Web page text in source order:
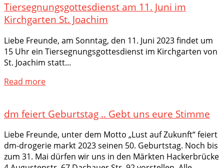
Tiersegnungsgottesdienst am 11. Juni im
Kirchgarten St. Joachim
Liebe Freunde, am Sonntag, den 11. Juni 2023 findet um
15 Uhr ein Tiersegnungsgottesdienst im Kirchgarten von
St. Joachim statt...
Read more
dm feiert Geburtstag .. Gebt uns eure Stimme
Liebe Freunde, unter dem Motto „Lust auf Zukunft“ feiert
dm-drogerie markt 2023 seinen 50. Geburtstag. Noch bis
zum 31. Mai dürfen wir uns in den Märkten Hackerbrücke